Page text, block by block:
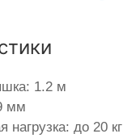
1.2 м
мм
нагрузка: до 20 кг